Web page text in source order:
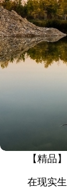
【精品
在现实